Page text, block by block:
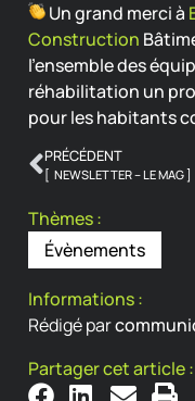
Un grand merci à
Construction
l’ensemble des
réhabilitation un
pour les habitants
PRÉCÉDENT
[ NEWSLETTER – LE MAG ]
Thèmes :
Évènements
Informations :
Rédigé par
Partager cet article :